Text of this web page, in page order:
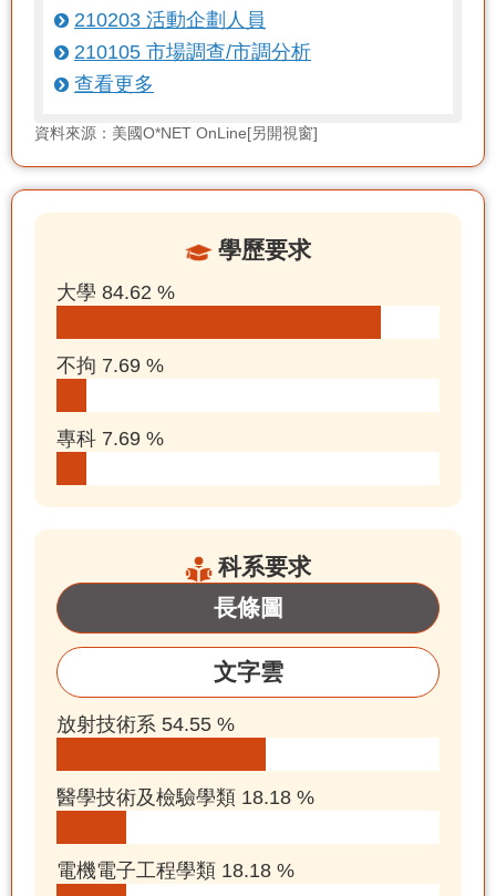
210203 活動企劃人員
210105 市場調查/市調分析
查看更多
資料來源：美國O*NET OnLine[另開視窗]
學歷要求
大學 84.62 %
不拘 7.69 %
專科 7.69 %
科系要求
長條圖
文字雲
放射技術系 54.55 %
醫學技術及檢驗學類 18.18 %
電機電子工程學類 18.18 %